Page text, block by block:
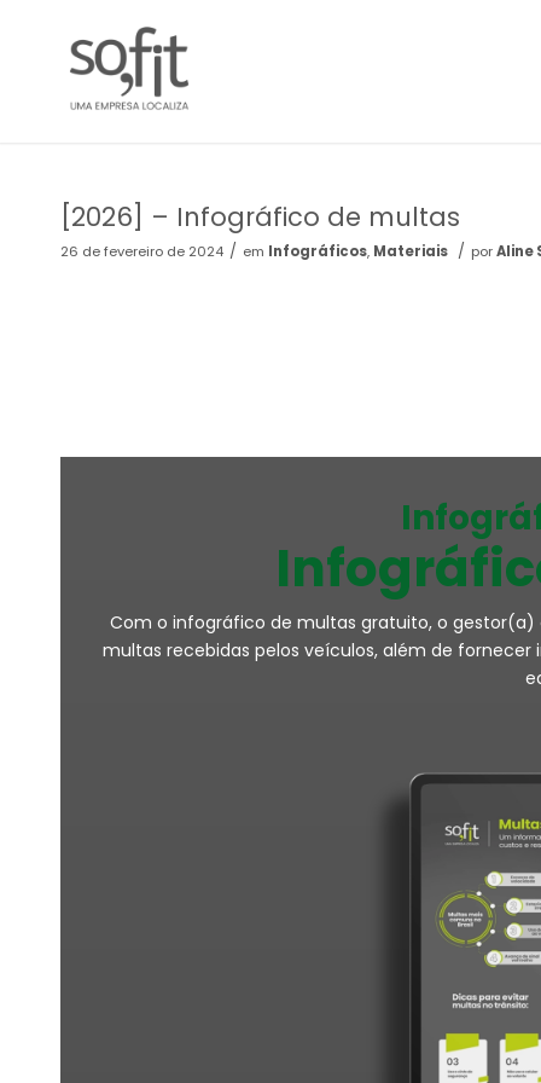
[2026] – Infográfico de multas
26 de fevereiro de 2024 / em Infográficos, Materiais / porAline
Com o infográfico de multas gratuito, o
multas recebidas pelos veículos, além de